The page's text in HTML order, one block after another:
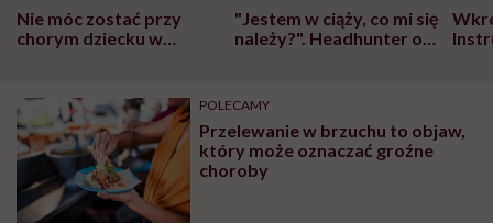
Nie móc zostać przy
chorym dziecku w
może chyba tylko
głupota i brak
wyobraźni"
"Jestem w ciąży, co mi się
należy?". Headhunter o
pracy
POLECAMY
Przelewanie w brzuchu to objaw,
który może oznaczać groźne
choroby